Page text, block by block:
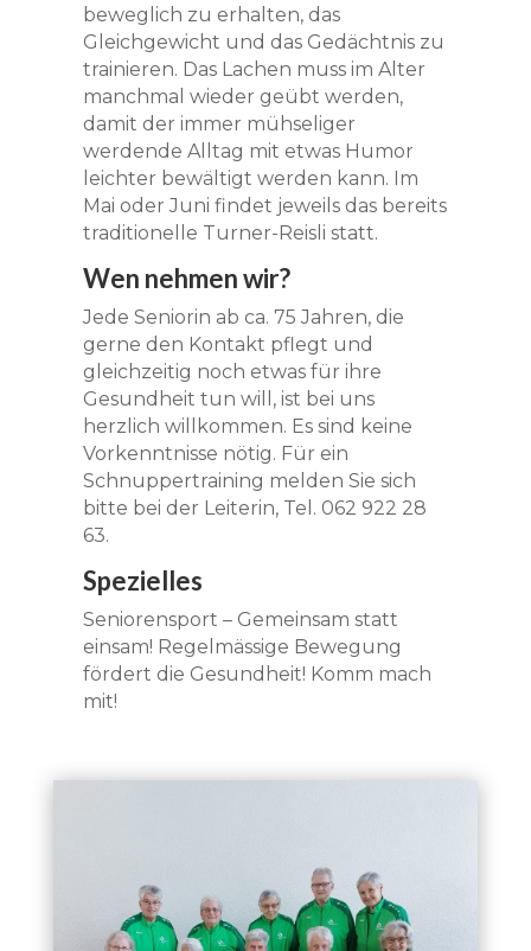
beweglich zu erhalten, das
Gleichgewicht und das Gedächtnis zu
trainieren. Das Lachen muss im Alter
manchmal wieder geübt werden,
damit der immer mühseliger
werdende Alltag mit etwas Humor
leichter bewältigt werden kann. Im
Mai oder Juni findet jeweils das bereits
traditionelle Turner-Reisli statt.
Wen nehmen wir?
Jede Seniorin ab ca. 75 Jahren, die
gerne den Kontakt pflegt und
gleichzeitig noch etwas für ihre
Gesundheit tun will, ist bei uns
herzlich willkommen. Es sind keine
Vorkenntnisse nötig. Für ein
Schnuppertraining melden Sie sich
bitte bei der Leiterin, Tel. 062 922 28
63.
Spezielles
Seniorensport – Gemeinsam statt
einsam! Regelmässige Bewegung
fördert die Gesundheit! Komm mach
mit!